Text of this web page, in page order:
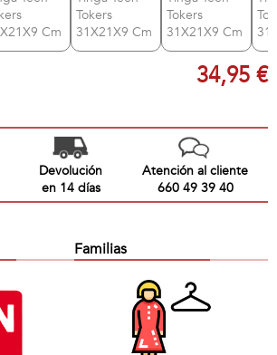
34,95 €
Devolución
en 14 días
Atención al cliente
660 49 39 40
Familias